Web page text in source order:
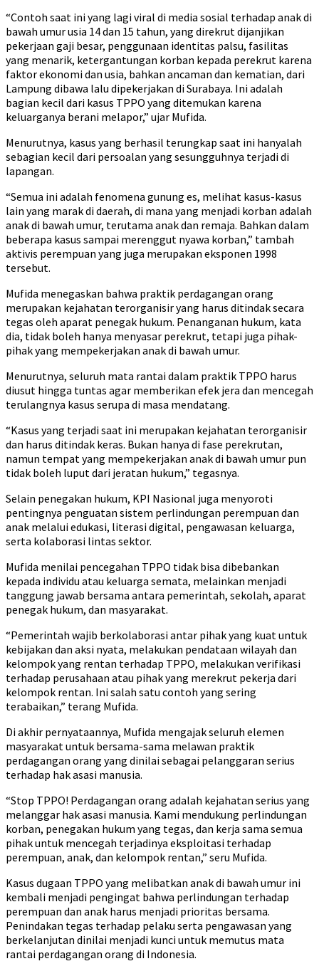
“Contoh saat ini yang lagi viral di media sosial terhadap anak di
bawah umur usia 14 dan 15 tahun, yang direkrut dijanjikan
pekerjaan gaji besar, penggunaan identitas palsu, fasilitas
yang menarik, ketergantungan korban kepada perekrut karena
faktor ekonomi dan usia, bahkan ancaman dan kematian, dari
Lampung dibawa lalu dipekerjakan di Surabaya. Ini adalah
bagian kecil dari kasus TPPO yang ditemukan karena
keluarganya berani melapor,” ujar Mufida.
Menurutnya, kasus yang berhasil terungkap saat ini hanyalah
sebagian kecil dari persoalan yang sesungguhnya terjadi di
lapangan.
“Semua ini adalah fenomena gunung es, melihat kasus-kasus
lain yang marak di daerah, di mana yang menjadi korban adalah
anak di bawah umur, terutama anak dan remaja. Bahkan dalam
beberapa kasus sampai merenggut nyawa korban,” tambah
aktivis perempuan yang juga merupakan eksponen 1998
tersebut.
Mufida menegaskan bahwa praktik perdagangan orang
merupakan kejahatan terorganisir yang harus ditindak secara
tegas oleh aparat penegak hukum. Penanganan hukum, kata
dia, tidak boleh hanya menyasar perekrut, tetapi juga pihak-
pihak yang mempekerjakan anak di bawah umur.
Menurutnya, seluruh mata rantai dalam praktik TPPO harus
diusut hingga tuntas agar memberikan efek jera dan mencegah
terulangnya kasus serupa di masa mendatang.
“Kasus yang terjadi saat ini merupakan kejahatan terorganisir
dan harus ditindak keras. Bukan hanya di fase perekrutan,
namun tempat yang mempekerjakan anak di bawah umur pun
tidak boleh luput dari jeratan hukum,” tegasnya.
Selain penegakan hukum, KPI Nasional juga menyoroti
pentingnya penguatan sistem perlindungan perempuan dan
anak melalui edukasi, literasi digital, pengawasan keluarga,
serta kolaborasi lintas sektor.
Mufida menilai pencegahan TPPO tidak bisa dibebankan
kepada individu atau keluarga semata, melainkan menjadi
tanggung jawab bersama antara pemerintah, sekolah, aparat
penegak hukum, dan masyarakat.
“Pemerintah wajib berkolaborasi antar pihak yang kuat untuk
kebijakan dan aksi nyata, melakukan pendataan wilayah dan
kelompok yang rentan terhadap TPPO, melakukan verifikasi
terhadap perusahaan atau pihak yang merekrut pekerja dari
kelompok rentan. Ini salah satu contoh yang sering
terabaikan,” terang Mufida.
Di akhir pernyataannya, Mufida mengajak seluruh elemen
masyarakat untuk bersama-sama melawan praktik
perdagangan orang yang dinilai sebagai pelanggaran serius
terhadap hak asasi manusia.
“Stop TPPO! Perdagangan orang adalah kejahatan serius yang
melanggar hak asasi manusia. Kami mendukung perlindungan
korban, penegakan hukum yang tegas, dan kerja sama semua
pihak untuk mencegah terjadinya eksploitasi terhadap
perempuan, anak, dan kelompok rentan,” seru Mufida.
Kasus dugaan TPPO yang melibatkan anak di bawah umur ini
kembali menjadi pengingat bahwa perlindungan terhadap
perempuan dan anak harus menjadi prioritas bersama.
Penindakan tegas terhadap pelaku serta pengawasan yang
berkelanjutan dinilai menjadi kunci untuk memutus mata
rantai perdagangan orang di Indonesia.